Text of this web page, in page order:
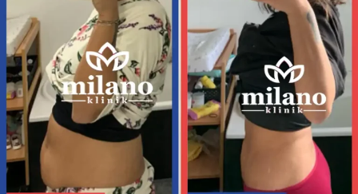
FETTABSAUGUNG
360-GRAD-
FETTABSAUGUNG
VASER LIPOSUKTION
BAUCHDECKENSTRAFFUNG
360-GRAD-
BAUCHSTRAFFUNG
MOMMY MAKEOVER
TUMMY TUCK
SIXPACK OPERATION